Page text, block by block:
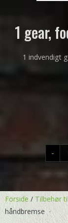
1 gear,
1 indvendigt
-
1
Forside / Tilbehør
håndbremse